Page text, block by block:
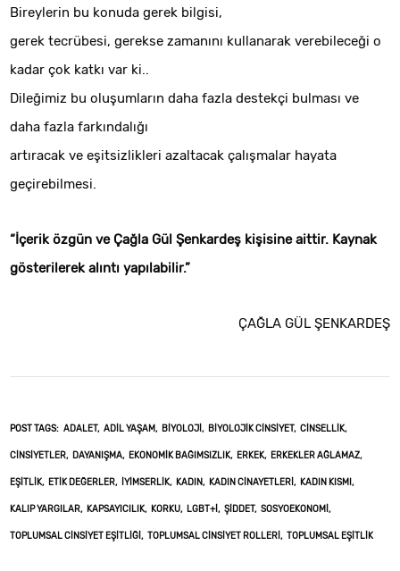
Bireylerin bu konuda gerek bilgisi,
gerek tecrübesi, gerekse zamanını kullanarak verebileceği o
kadar çok katkı var ki..
Dileğimiz bu oluşumların daha fazla destekçi bulması ve
daha fazla farkındalığı
artıracak ve eşitsizlikleri azaltacak çalışmalar hayata
geçirebilmesi.
“İçerik özgün ve Çağla Gül Şenkardeş kişisine aittir. Kaynak
gösterilerek alıntı yapılabilir.”
ÇAĞLA GÜL ŞENKARDEŞ
POST TAGS: ADALET ADIL YAŞAM BIYOLOJI BIYOLOJIK CINSIYET CINSELLIK
CINSIYETLER DAYANIŞMA EKONOMIK BAĞIMSIZLIK ERKEK ERKEKLER AĞLAMAZ
EŞITLIK ETIK DEĞERLER İYIMSERLIK KADIN KADIN CINAYETLERI KADIN KISMI
KALIP YARGILAR KAPSAYICILIK KORKU LGBT+I ŞIDDET SOSYOEKONOMI
TOPLUMSAL CINSIYET EŞITLIĞI TOPLUMSAL CINSIYET ROLLERI TOPLUMSAL EŞITLIK